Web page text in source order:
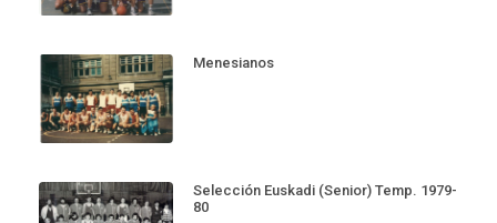
Menesianos
Selección Euskadi (Senior) Temp. 1979-
80